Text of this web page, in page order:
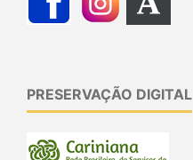
PRESERVAÇÃO DIGITAL